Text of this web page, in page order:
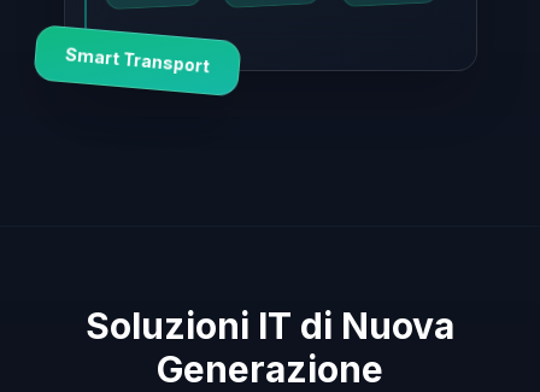
Smart Transport
Soluzioni IT di Nuova
Generazione